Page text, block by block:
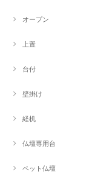
オープン
上置
台付
壁掛け
経机
仏壇専用台
ペット仏壇